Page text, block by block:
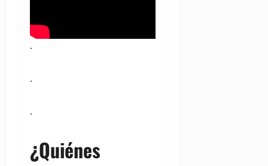
.
.
.
¿Quiénes